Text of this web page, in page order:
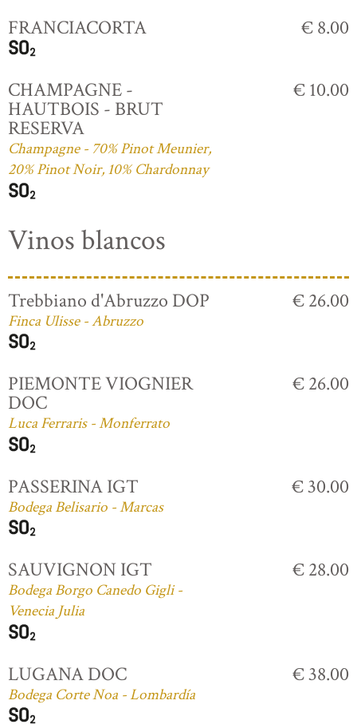
FRANCIACORTA € 8.00
CHAMPAGNE -
HAUTBOIS - BRUT
RESERVA
Champagne - 70% Pinot Meunier,
20% Pinot Noir, 10% Chardonnay
€ 10.00
Vinos blancos
Trebbiano d'Abruzzo DOP
Finca Ulisse - Abruzzo
€ 26.00
PIEMONTE VIOGNIER
DOC
Luca Ferraris - Monferrato
€ 26.00
PASSERINA IGT
Bodega Belisario - Marcas
€ 30.00
SAUVIGNON IGT
Bodega Borgo Canedo Gigli -
Venecia Julia
€ 28.00
LUGANA DOC
Bodega Corte Noa - Lombardía
€ 38.00